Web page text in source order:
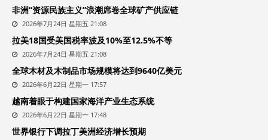
非洲“资源民族主义”浪潮席卷全球矿产供应链
2026年7月24日 星期五 21:08
拉美18国受美国税率波及10%至12.5%不等
2026年7月24日 星期五 21:08
全球木材及木制品市场规模将达到9640亿美元
2026年6月22日 星期一 17:57
越南着眼于构建国家海洋产业生态系统
2026年6月22日 星期一 17:48
世界银行下调拉丁美洲经济增长预期